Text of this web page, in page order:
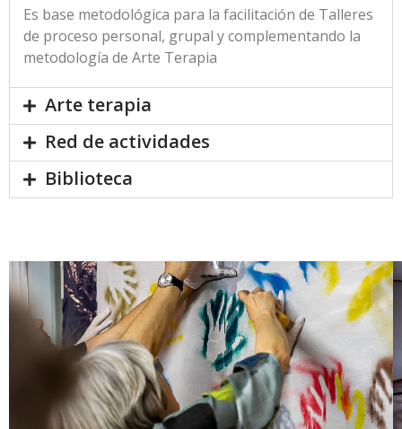
Es base metodológica para la facilitación de Talleres
de proceso personal, grupal y complementando la
metodología de Arte Terapia
Arte terapia
Red de actividades
Biblioteca